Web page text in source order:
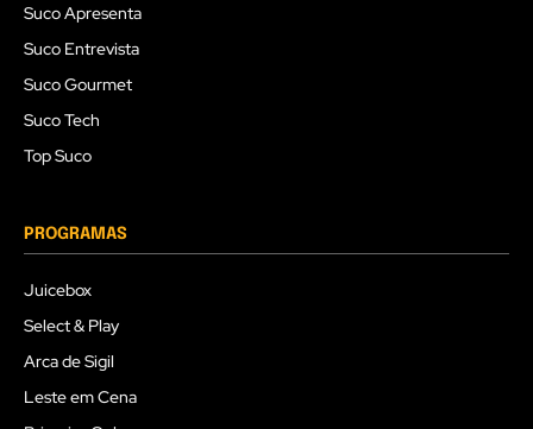
Suco Apresenta
Suco Entrevista
Suco Gourmet
Suco Tech
Top Suco
PROGRAMAS
Juicebox
Select & Play
Arca de Sigil
Leste em Cena